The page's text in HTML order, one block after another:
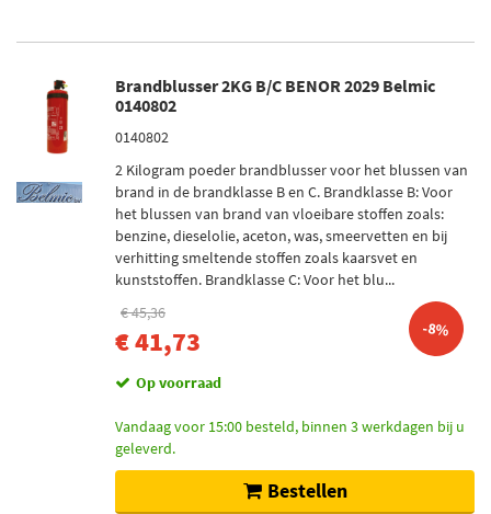
Brandblusser 2KG B/C BENOR 2029 Belmic
0140802
0140802
2 Kilogram poeder brandblusser voor het blussen van
brand in de brandklasse B en C. Brandklasse B: Voor
het blussen van brand van vloeibare stoffen zoals:
benzine, dieselolie, aceton, was, smeervetten en bij
verhitting smeltende stoffen zoals kaarsvet en
kunststoffen. Brandklasse C: Voor het blu...
€ 45,36
€ 41,73 -8%
Op voorraad
Vandaag voor 15:00 besteld, binnen 3 werkdagen bij u
geleverd.
Bestellen